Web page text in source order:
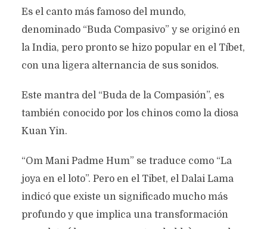
Es el canto más famoso del mundo,
denominado “Buda Compasivo” y se originó en
la India, pero pronto se hizo popular en el Tíbet,
con una ligera alternancia de sus sonidos.
Este mantra del “Buda de la Compasión”, es
también conocido por los chinos como la diosa
Kuan Yin.
“Om Mani Padme Hum” se traduce como “La
joya en el loto”. Pero en el Tibet, el Dalai Lama
indicó que existe un significado mucho más
profundo y que implica una transformación